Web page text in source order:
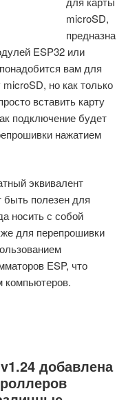
microSD,
предназна
ESP32 или
вам для
но как только
вставить карту
подключение будет
нажатием
эквивалент
полезен для
носить с собой
для перепрошивки
ESP, что
компьютеров.
добавлена